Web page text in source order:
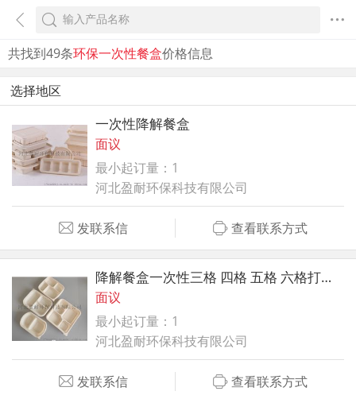
共找到49条环保一次性餐盒价格信息
选择地区
一次性降解餐盒
面议
最小起订量：1
河北盈耐环保科技有限公司
发联系信 查看联系方式
降解餐盒一次性三格 四格 五格 六格打包盒
面议
最小起订量：1
河北盈耐环保科技有限公司
发联系信 查看联系方式